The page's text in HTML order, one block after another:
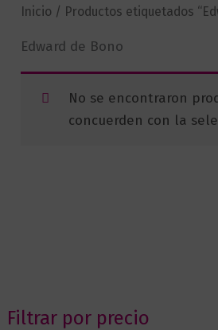
Filtrar por precio
Inicio / Productos etiquetados
Edward de Bono
No se encontraron
concuerden con la